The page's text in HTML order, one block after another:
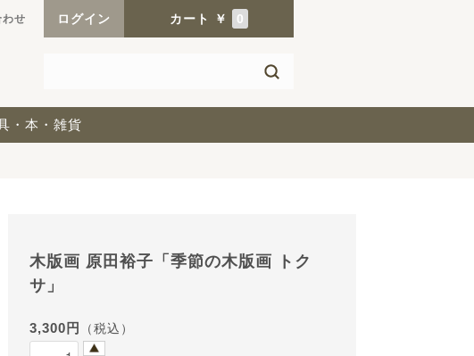
わせ ログイン カート ￥ 0
・本・雑貨
木版画 原田裕子「季節の木版画 トク
サ」
3,300円 （税込）